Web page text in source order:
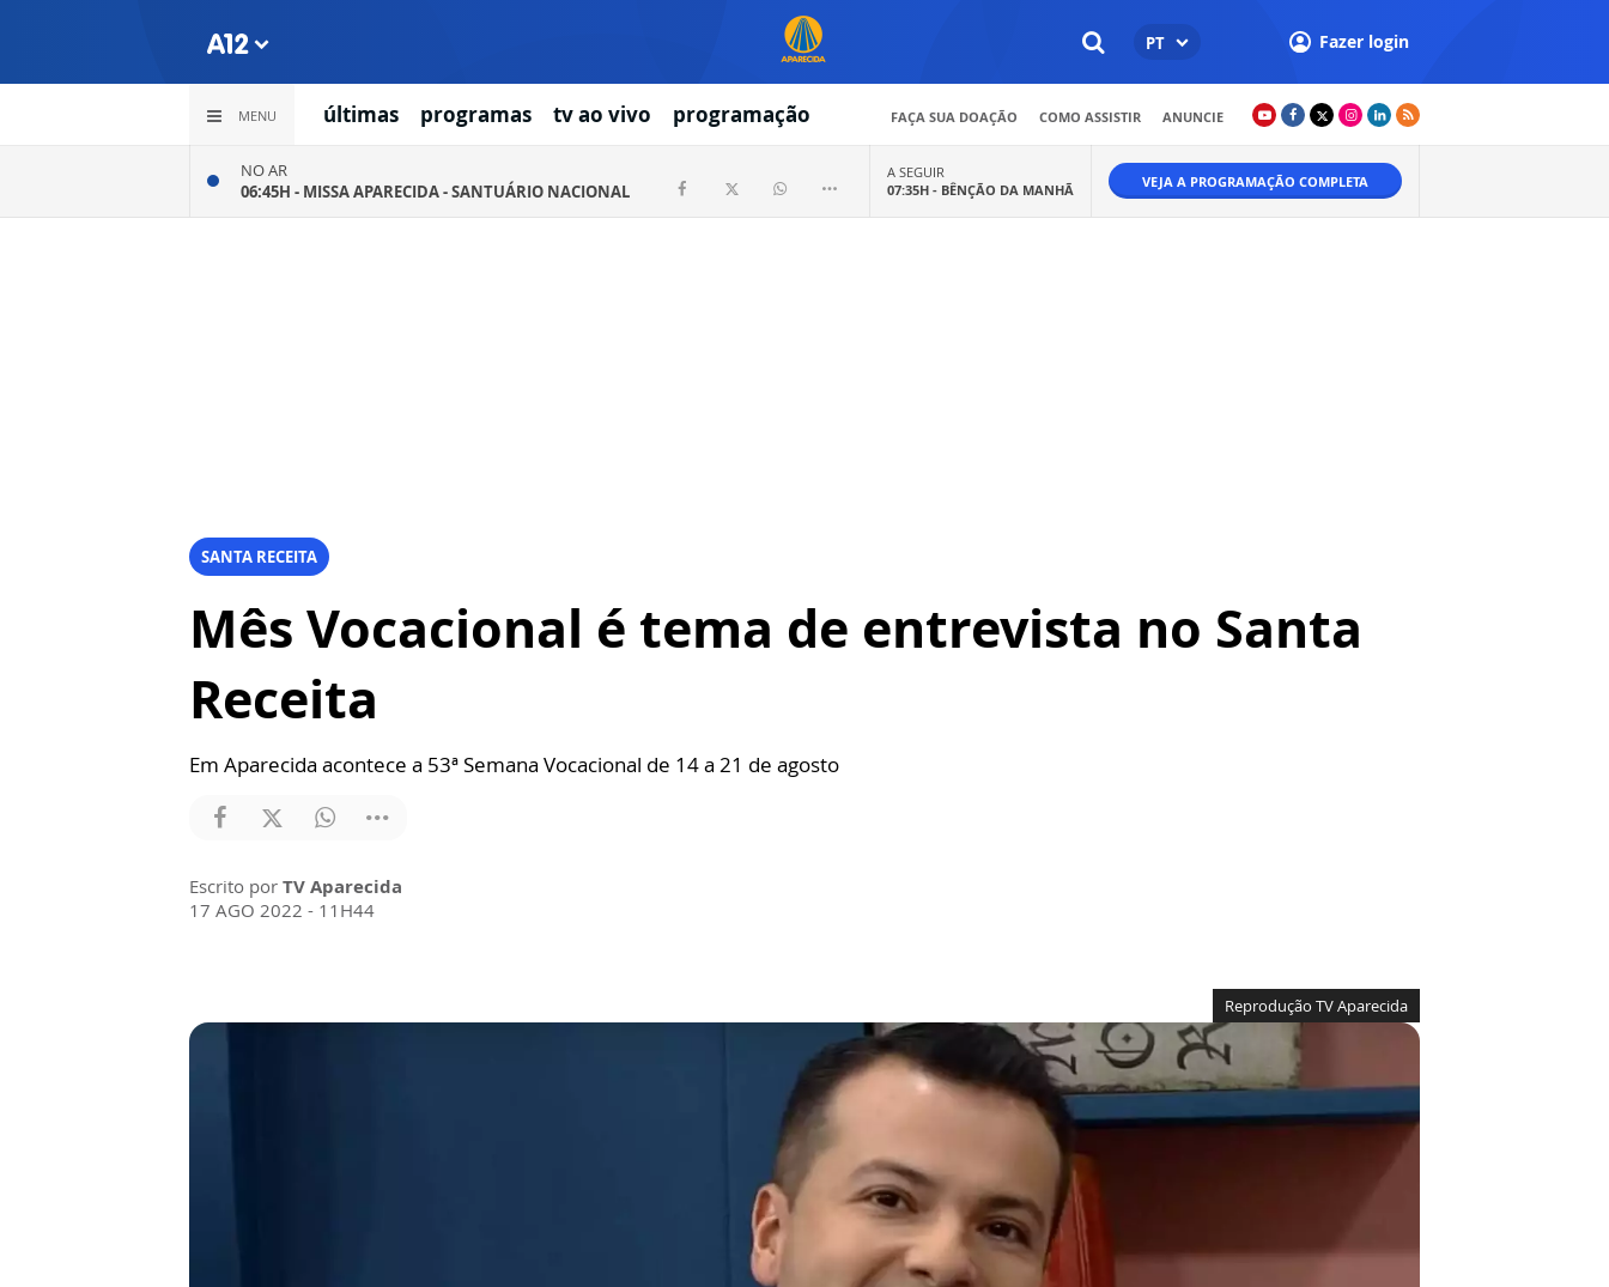
PT Fazer login
MENU últimas programas tv ao vivo programação FAÇA SUA DOAÇÃO COMO ASSISTIR ANUNCIE
NO AR
06:45H - MISSA APARECIDA - SANTUÁRIO NACIONAL
A SEGUIR
07:35H - BÊNÇÃO DA MANHÃ VEJA A PROGRAMAÇÃO COMPLETA
SANTA RECEITA
Mês Vocacional é tema de entrevista no Santa
Receita
Em Aparecida acontece a 53ª Semana Vocacional de 14 a 21 de agosto
Escrito por TV Aparecida
17 AGO 2022 - 11H44
Reprodução TV Aparecida